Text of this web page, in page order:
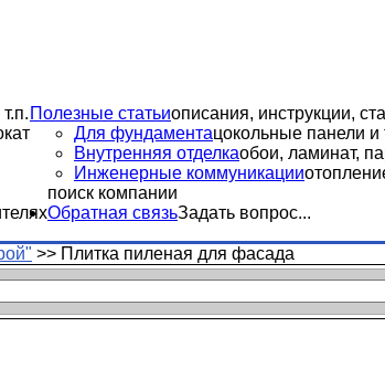
Полезные статьиописания, инструкции,
Для фундаментацокольные панели и
Внутренняя отделкаобои, ламинат,
Инженерные коммуникации
поиск компании
Обратная связьЗадать вопрос...
>> Плитка пиленая для фасада